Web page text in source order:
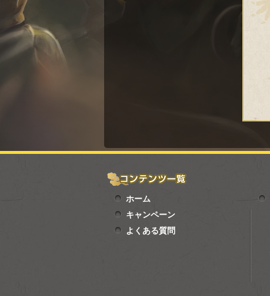
ホーム
キャンペーン
よくある質問